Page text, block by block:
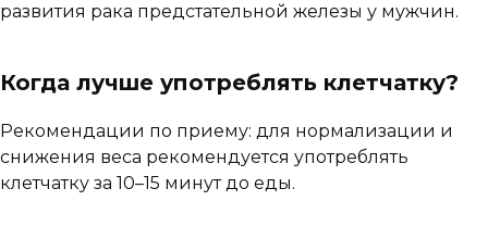
развития рака предстательной железы у мужчин.
Когда лучше употреблять клетчатку?
Рекомендации по приему: для нормализации и
снижения веса рекомендуется употреблять
клетчатку за 10–15 минут до еды.